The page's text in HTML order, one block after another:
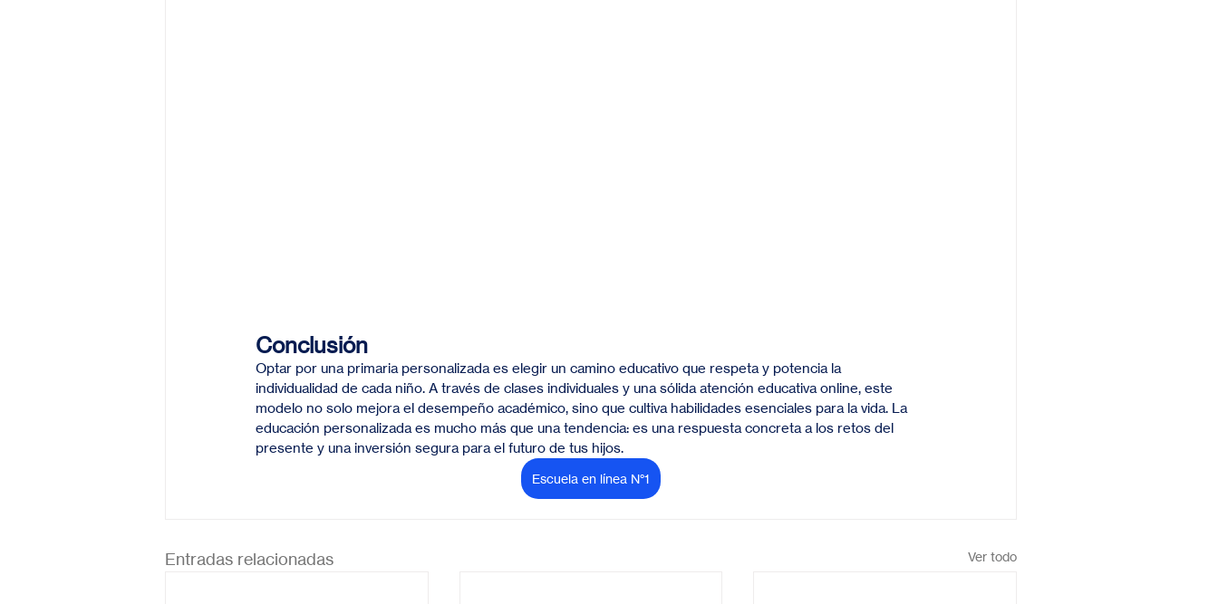
Conclusión
Optar por una primaria personalizada es elegir un camino educativo que respeta y potencia la
individualidad de cada niño. A través de clases individuales y una sólida atención educativa online, este
modelo no solo mejora el desempeño académico, sino que cultiva habilidades esenciales para la vida. La
educación personalizada es mucho más que una tendencia: es una respuesta concreta a los retos del
presente y una inversión segura para el futuro de tus hijos.
Escuela en línea N°1
Entradas relacionadas Ver todo